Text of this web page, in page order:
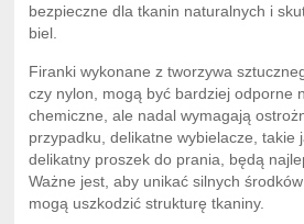
bezpieczne dla tkanin naturalnych i
biel.
Firanki wykonane z tworzywa
czy nylon, mogą być bardziej odporne
chemiczne, ale nadal wymagają
przypadku, delikatne wybielacze, takie
delikatny proszek do prania, będą
Ważne jest, aby unikać silnych
mogą uszkodzić strukturę tkaniny.